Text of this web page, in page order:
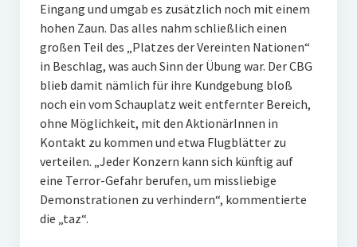
Eingang und umgab es zusätzlich noch mit einem
hohen Zaun. Das alles nahm schließlich einen
großen Teil des „Platzes der Vereinten Nationen“
in Beschlag, was auch Sinn der Übung war. Der CBG
blieb damit nämlich für ihre Kundgebung bloß
noch ein vom Schauplatz weit entfernter Bereich,
ohne Möglichkeit, mit den AktionärInnen in
Kontakt zu kommen und etwa Flugblätter zu
verteilen. „Jeder Konzern kann sich künftig auf
eine Terror-Gefahr berufen, um missliebige
Demonstrationen zu verhindern“, kommentierte
die „taz“.